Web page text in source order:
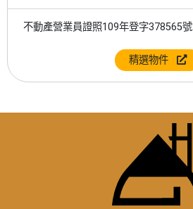
不動產營業員證照109年登字378565號
精選物件